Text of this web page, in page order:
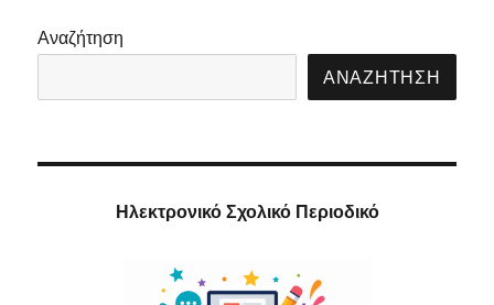
Αναζήτηση
ΑΝΑΖΉΤΗΣΗ
Ηλεκτρονικό Σχολικό Περιοδικό